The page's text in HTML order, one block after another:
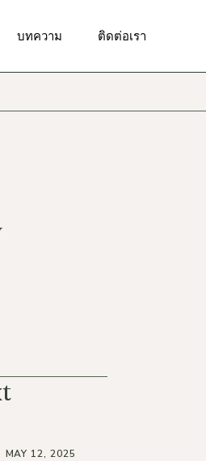
บทความ ติดต่อเรา
MAY 12, 2025